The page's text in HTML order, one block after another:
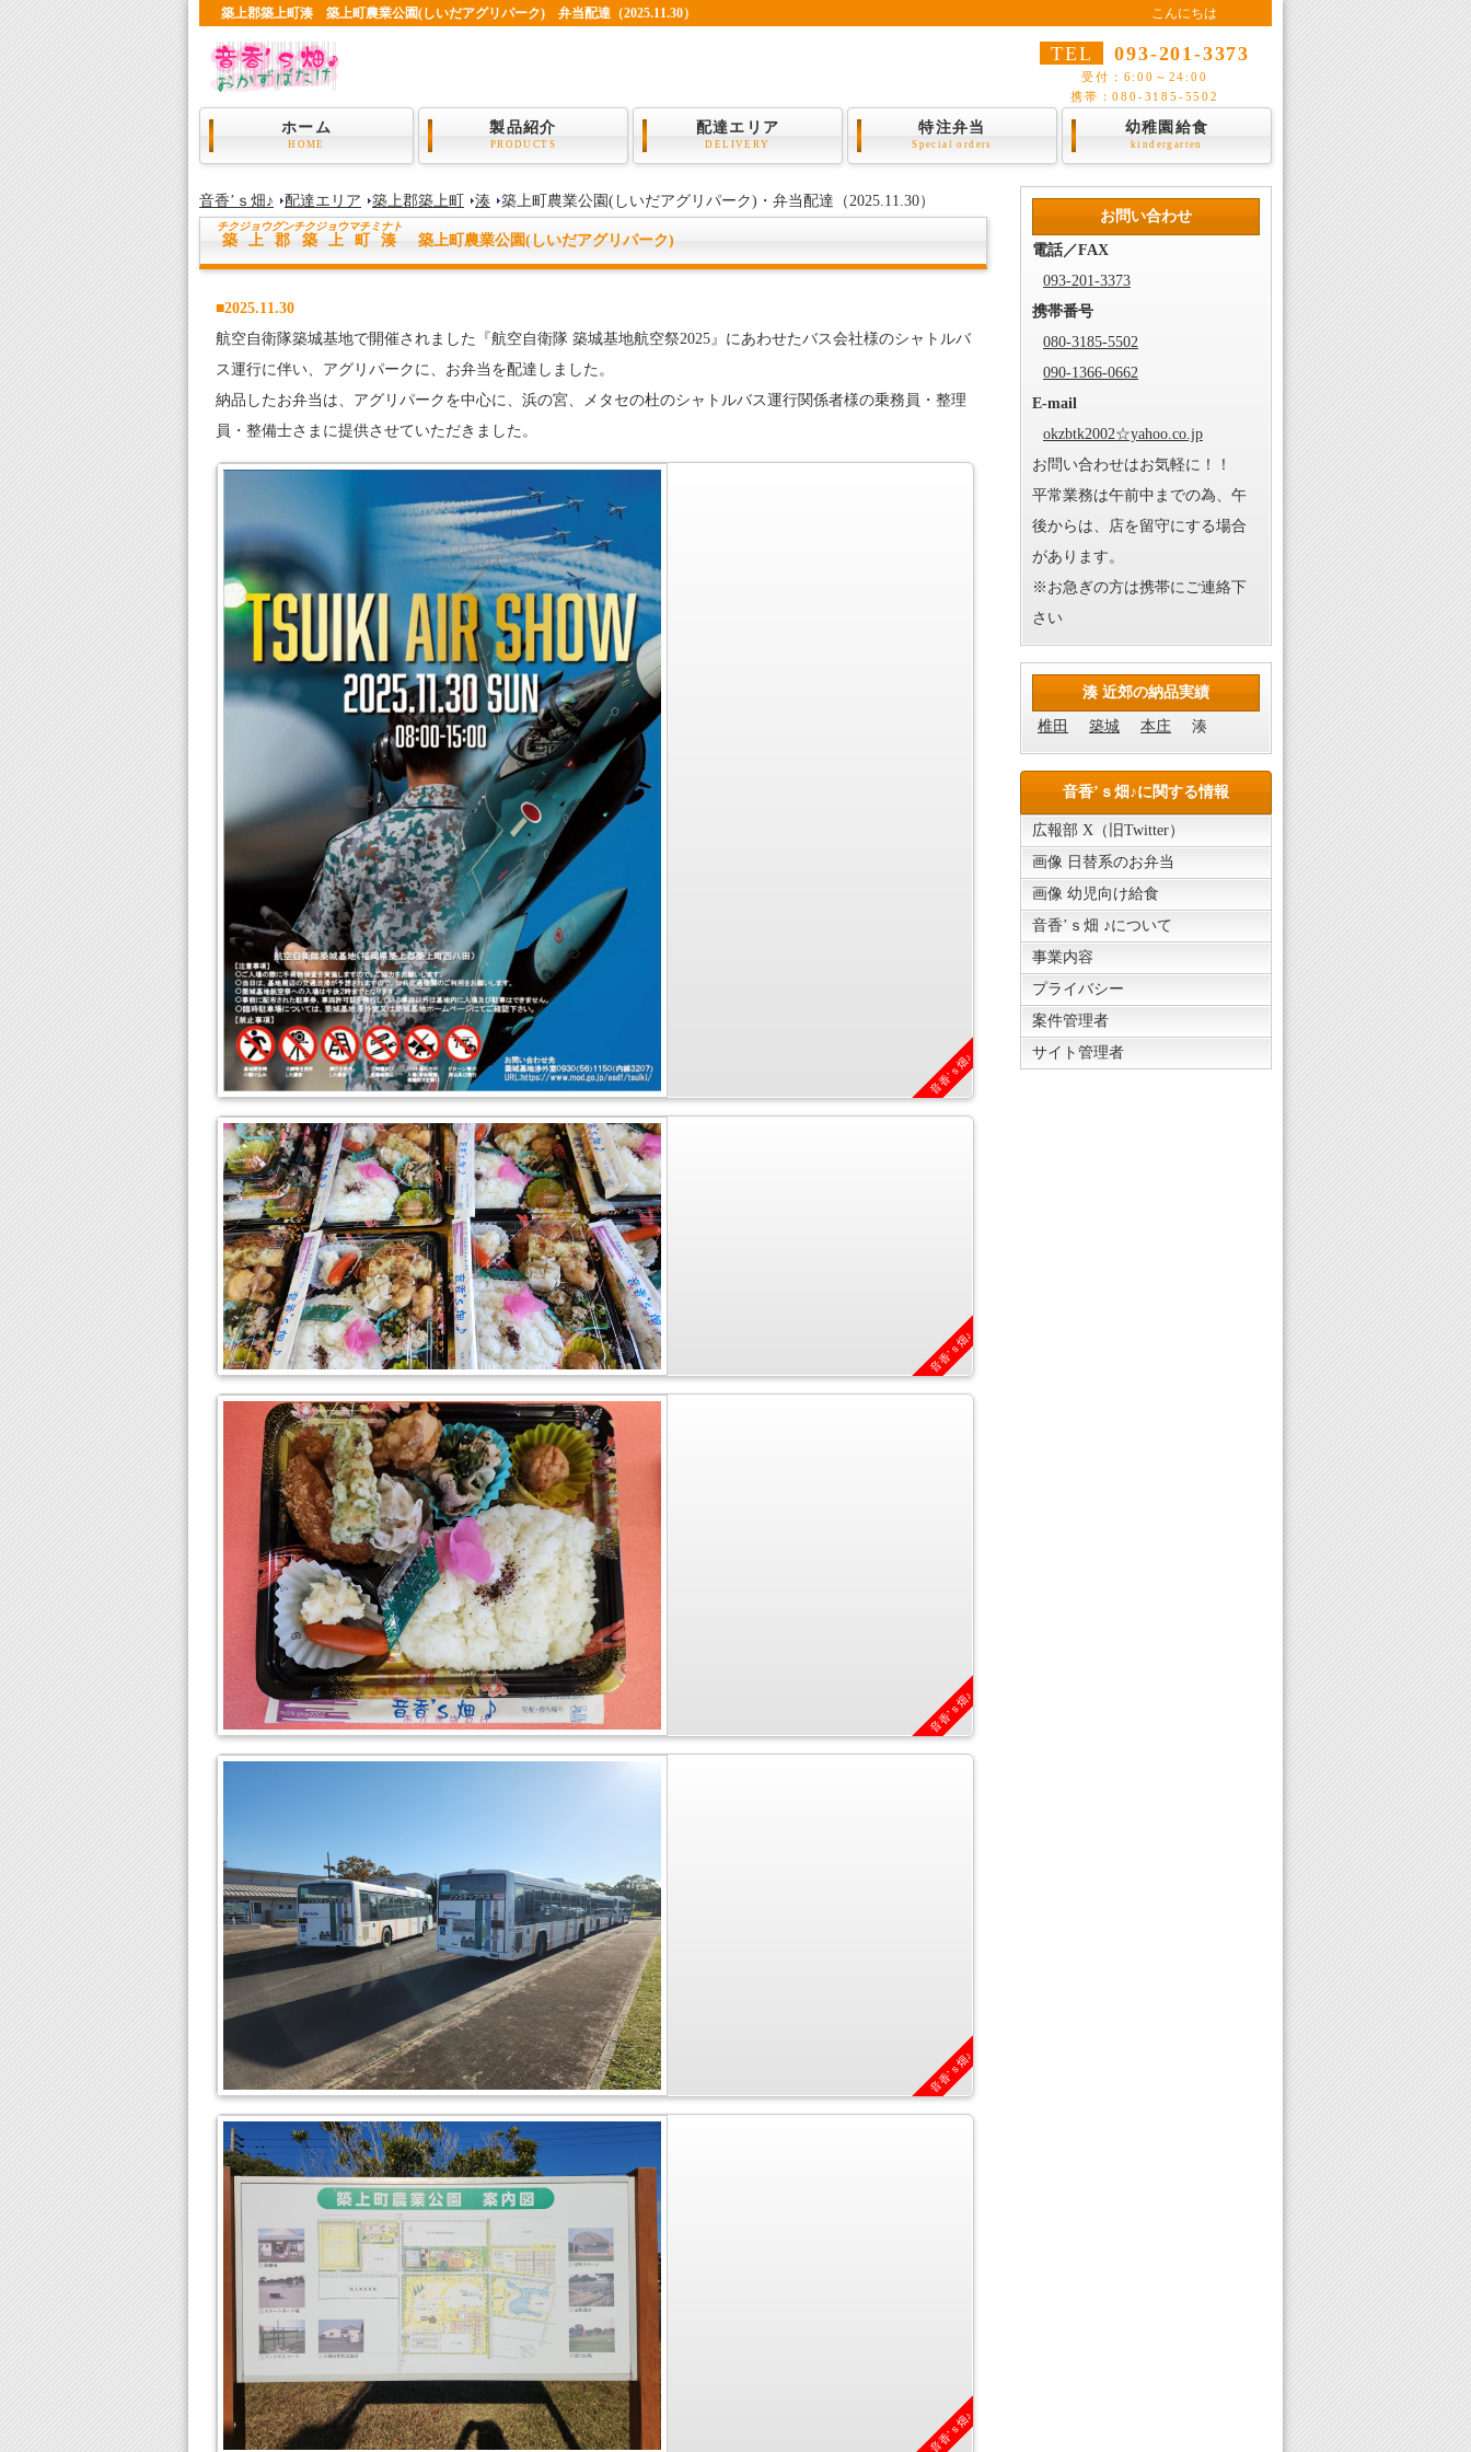
築上郡築上町湊 築上町農業公園(しいだアグリパーク) 弁当配達（2025.11.30） こんにちは
TEL 093-201-3373
受付：6:00～24:00
携帯：080-3185-5502
ホーム
HOME
製品紹介
PRODUCTS
配達エリア
DELIVERY
特注弁当
Special orders
幼稚園給食
kindergarten
音香’ｓ畑♪ 配達エリア 築上郡築上町 湊 築上町農業公園(しいだアグリパーク)・弁当配達（2025.11.30）
築上郡築上町湊
チクジョウグンチクジョウマチミナト
築上町農業公園(しいだアグリパーク)
■2025.11.30
航空自衛隊築城基地で開催されました『航空自衛隊 築城基地航空祭2025』にあわせたバス会社様のシャトルバ
ス運行に伴い、アグリパークに、お弁当を配達しました。
納品したお弁当は、アグリパークを中心に、浜の宮、メタセの杜のシャトルバス運行関係者様の乗務員・整理
員・整備士さまに提供させていただきました。
音香’ｓ畑♪
音香’ｓ畑♪
音香’ｓ畑♪
音香’ｓ畑♪
音香’ｓ畑♪
お問い合わせ
電話／FAX
093-201-3373
携帯番号
080-3185-5502
090-1366-0662
E-mail
okzbtk2002☆yahoo.co.jp
お問い合わせはお気軽に！！
平常業務は午前中までの為、午
後からは、店を留守にする場合
があります。
※お急ぎの方は携帯にご連絡下
さい
湊 近郊の納品実績
椎田 築城 本庄 湊
音香’ｓ畑♪に関する情報
広報部 X（旧Twitter）
画像 日替系のお弁当
画像 幼児向け給食
音香’ｓ畑 ♪について
事業内容
プライバシー
案件管理者
サイト管理者